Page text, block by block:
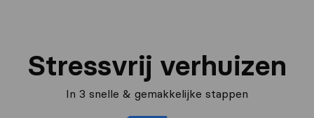
Stressvrij verhuizen
In 3 snelle & gemakkelijke stappen